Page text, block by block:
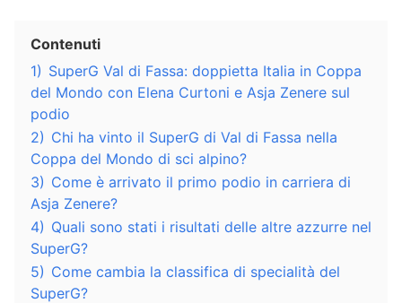
Contenuti
1) SuperG Val di Fassa: doppietta Italia in Coppa
del Mondo con Elena Curtoni e Asja Zenere sul
podio
2) Chi ha vinto il SuperG di Val di Fassa nella
Coppa del Mondo di sci alpino?
3) Come è arrivato il primo podio in carriera di
Asja Zenere?
4) Quali sono stati i risultati delle altre azzurre nel
SuperG?
5) Come cambia la classifica di specialità del
SuperG?